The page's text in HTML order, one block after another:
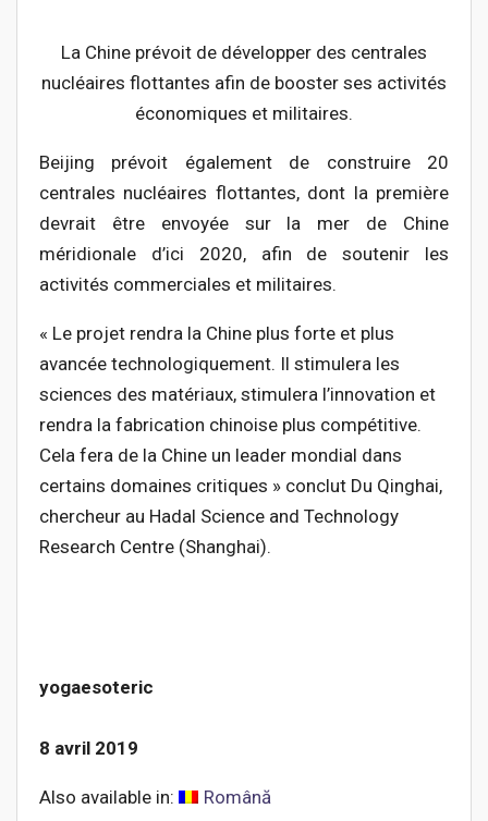
La Chine prévoit de développer des centrales
nucléaires flottantes afin de booster ses activités
économiques et militaires.
Beijing prévoit également de construire 20
centrales nucléaires flottantes, dont la première
devrait être envoyée sur la mer de Chine
méridionale d’ici 2020, afin de soutenir les
activités commerciales et militaires.
« Le projet rendra la Chine plus forte et plus
avancée technologiquement. Il stimulera les
sciences des matériaux, stimulera l’innovation et
rendra la fabrication chinoise plus compétitive.
Cela fera de la Chine un leader mondial dans
certains domaines critiques » conclut Du Qinghai,
chercheur au Hadal Science and Technology
Research Centre (Shanghai).
yogaesoteric
8 avril 2019
Also available in: Română